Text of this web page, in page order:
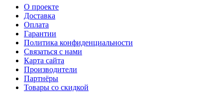
О проекте
Доставка
Оплата
Гарантии
Политика конфиденциальности
Связаться с нами
Карта сайта
Производители
Партнёры
Товары со скидкой